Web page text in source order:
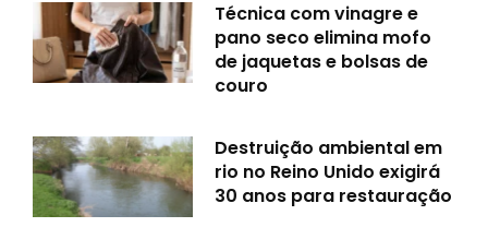
Técnica com vinagre e
pano seco elimina mofo
de jaquetas e bolsas de
couro
Destruição ambiental em
rio no Reino Unido exigirá
30 anos para restauração